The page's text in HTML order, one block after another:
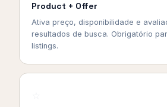
Product + Offer
Ativa preço, disponibilidade e
resultados de busca. Obrigatório
listings.